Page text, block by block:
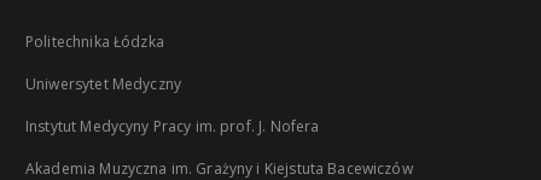
Politechnika Łódzka
Uniwersytet Medyczny
Instytut Medycyny Pracy im. prof. J. Nofera
Akademia Muzyczna im. Grażyny i Kiejstuta Bacewiczów